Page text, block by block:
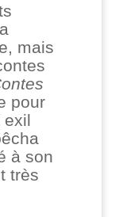
mais
pour
exil
à son
très